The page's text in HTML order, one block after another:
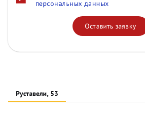
персональных данных
Оставить заявку
Руставели, 53